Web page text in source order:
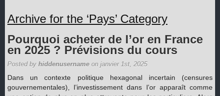
Archive for the ‘Pays’ Category
Pourquoi acheter de l’or en France
en 2025 ? Prévisions du cours
Posted by hiddenusername on janvier 1st, 2025
Dans un contexte politique hexagonal incertain (censures
gouvernementales), l’investissement dans l’or apparaît comme